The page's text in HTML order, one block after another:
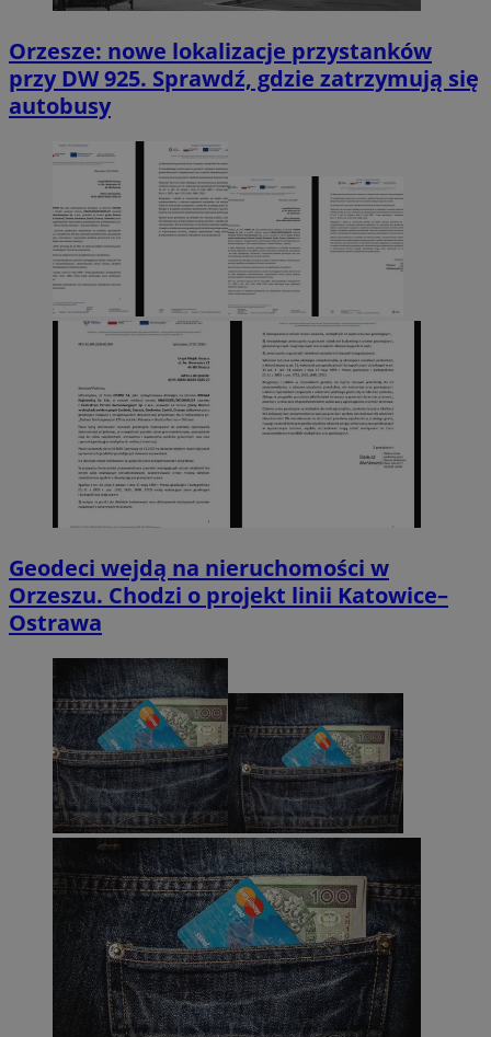
Orzesze: nowe lokalizacje przystanków
przy DW 925. Sprawdź, gdzie zatrzymują się
autobusy
Geodeci wejdą na nieruchomości w
Orzeszu. Chodzi o projekt linii Katowice–
Ostrawa